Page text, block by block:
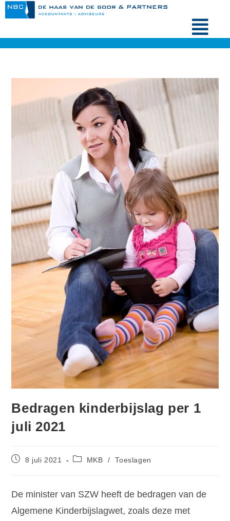
Bedragen kinderbijslag per 1
juli 2021
8 juli 2021 MKB / Toeslagen
De minister van SZW heeft de bedragen van de
Algemene Kinderbijslagwet, zoals deze met